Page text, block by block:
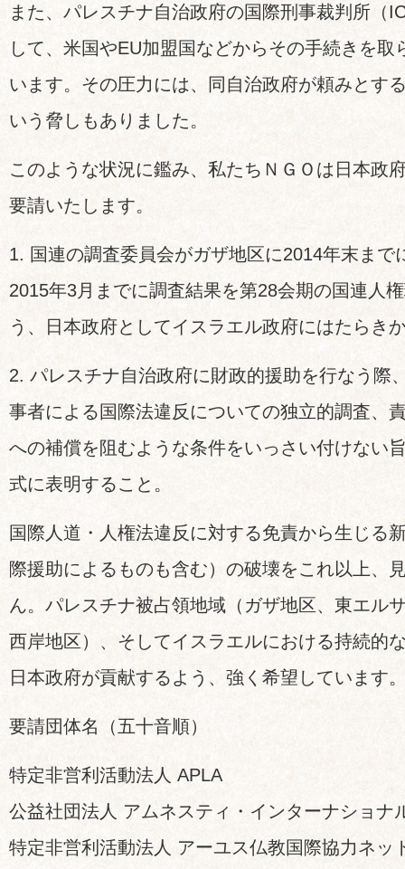
また、パレスチナ自治政府の国際刑事裁判所（
して、米国やEU加盟国などからその手続きを取
います。その圧力には、同自治政府が頼みとす
いう脅しもありました。
このような状況に鑑み、私たちＮＧＯは日本政
要請いたします。
1. 国連の調査委員会がガザ地区に2014年末まで
2015年3月までに調査結果を第28会期の国連人
う、日本政府としてイスラエル政府にはたらき
2. パレスチナ自治政府に財政的援助を行なう際
事者による国際法違反についての独立的調査、
への補償を阻むような条件をいっさい付けない
式に表明すること。
国際人道・人権法違反に対する免責から生じる
際援助によるものも含む）の破壊をこれ以上、
ん。パレスチナ被占領地域（ガザ地区、東エル
西岸地区）、そしてイスラエルにおける持続的
日本政府が貢献するよう、強く希望しています
要請団体名（五十音順）
特定非営利活動法人 APLA
公益社団法人 アムネスティ・インターナショナ
特定非営利活動法人 アーユス仏教国際協力ネッ